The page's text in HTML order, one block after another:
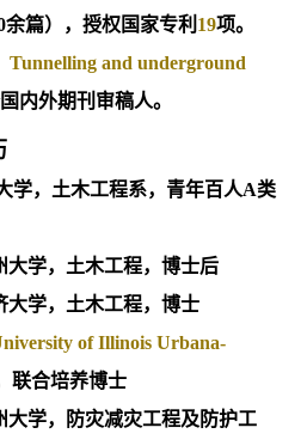
余篇），授权国家专利 19项。
Tunnelling and underground
内外期刊审稿人。
学，土木工程系，青年百人A类
大学，土木工程，博士后
大学，土木工程，博士
of Illinois Urbana-
联合培养博士
大学，防灾减灾工程及防护工